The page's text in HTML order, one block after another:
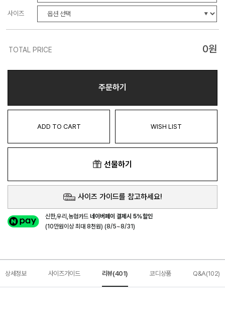
사이즈
TOTAL PRICE 0원
주문하기
ADD TO CART WISH LIST
선물하기
사이즈 가이드를 참고하세요!
신한,우리,농협카드네이버페이 결제시 5%할인
(10만원이상 최대 8천원) (8/5~8/31)
상세정보 사이즈가이드 리뷰(401) 코디상품 Q&A(102)